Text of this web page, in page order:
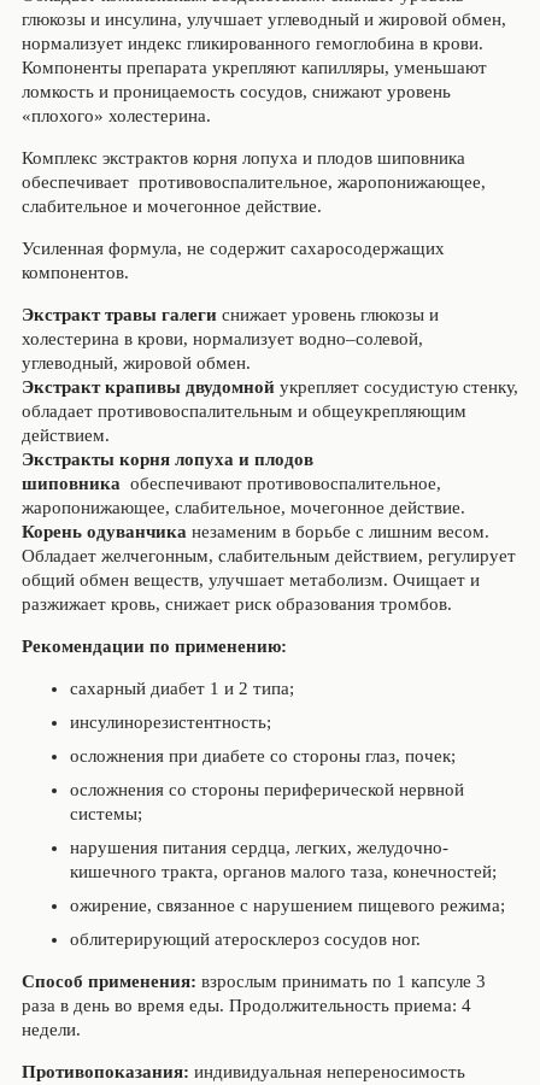
глюкозы и инсулина, улучшает углеводный и жировой обмен,
нормализует индекс гликированного гемоглобина в крови.
Компоненты препарата укрепляют капилляры, уменьшают
ломкость и проницаемость сосудов, снижают уровень
«плохого» холестерина.
Комплекс экстрактов корня лопуха и плодов шиповника
обеспечивает противовоспалительное, жаропонижающее,
слабительное и мочегонное действие.
Усиленная формула, не содержит сахаросодержащих
компонентов.
Экстракт травы галеги снижает уровень глюкозы и
холестерина в крови, нормализует водно–солевой,
углеводный, жировой обмен.
Экстракт крапивы двудомной укрепляет сосудистую стенку,
обладает противовоспалительным и общеукрепляющим
действием.
Экстракты корня лопуха и плодов
шиповника обеспечивают противовоспалительное,
жаропонижающее, слабительное, мочегонное действие.
Корень одуванчика незаменим в борьбе с лишним весом.
Обладает желчегонным, слабительным действием, регулирует
общий обмен веществ, улучшает метаболизм. Очищает и
разжижает кровь, снижает риск образования тромбов.
Рекомендации по применению:
сахарный диабет 1 и 2 типа;
инсулинорезистентность;
осложнения при диабете со стороны глаз, почек;
осложнения со стороны периферической нервной
системы;
нарушения питания сердца, легких, желудочно-
кишечного тракта, органов малого таза, конечностей;
ожирение, связанное с нарушением пищевого режима;
облитерирующий атеросклероз сосудов ног.
Способ применения: взрослым принимать по 1 капсуле 3
раза в день во время еды. Продолжительность приема: 4
недели.
Противопоказания: индивидуальная непереносимость